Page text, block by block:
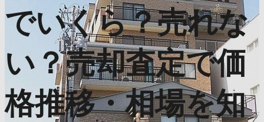
でいくら？売れな
い？売却査定で価
格推移・相場を知